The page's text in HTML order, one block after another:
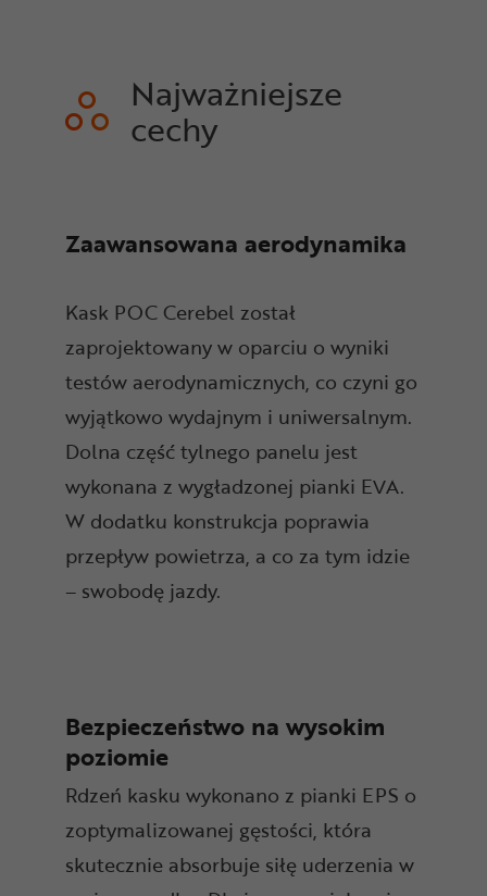
Najważniejsze
cechy
Zaawansowana aerodynamika
Kask POC Cerebel został
zaprojektowany w oparciu o wyniki
testów aerodynamicznych, co czyni go
wyjątkowo wydajnym i uniwersalnym.
Dolna część tylnego panelu jest
wykonana z wygładzonej pianki EVA.
W dodatku konstrukcja poprawia
przepływ powietrza, a co za tym idzie
– swobodę jazdy.
Bezpieczeństwo na wysokim
poziomie
Rdzeń kasku wykonano z pianki EPS o
zoptymalizowanej gęstości, która
skutecznie absorbuje siłę uderzenia w